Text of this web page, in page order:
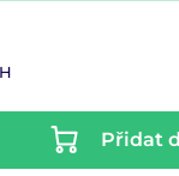
Přidat